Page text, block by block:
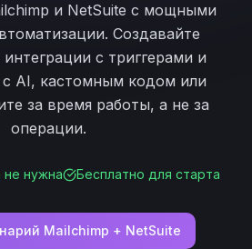
и NetSuite с мощными
Создавайте
с триггерами и
AI, кастомным кодом или
за время работы, а не за
операции.
не нужна Бесплатно для старта
Mailchimp + NetSuite